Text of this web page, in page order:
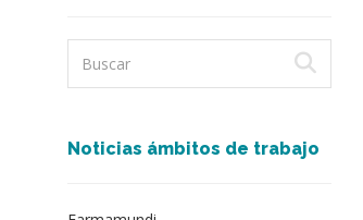
Noticias ámbitos de trabajo